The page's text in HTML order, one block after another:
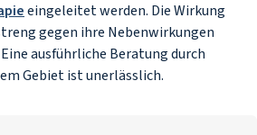
eingeleitet werden. Die Wirkung
gegen ihre Nebenwirkungen
ausführliche Beratung durch
Gebiet ist unerlässlich.